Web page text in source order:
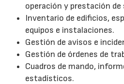
operación y prestación de
Inventario de edificios,
equipos e instalaciones.
Gestión de avisos e
Gestión de órdenes de
Cuadros de mando,
estadísticos.